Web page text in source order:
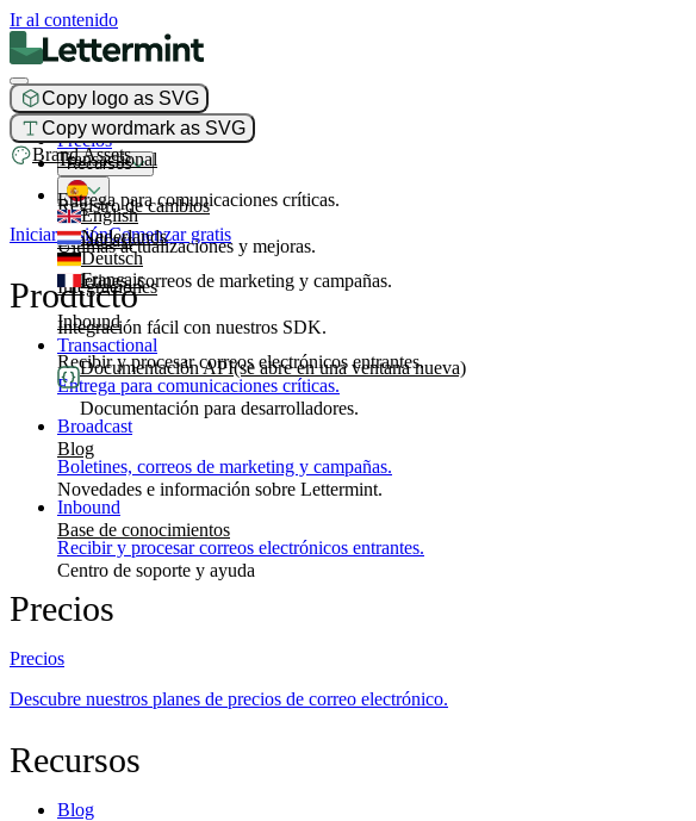
Ir al contenido
Copy logo as SVG
Copy wordmark as SVG
Brand Assets
Producto
Transactional
Entrega para comunicaciones críticas.
Broadcast
Boletines, correos de marketing y campañas.
Inbound
Recibir y procesar correos electrónicos entrantes.
Precios
Recursos
Registro de cambios
Últimas actualizaciones y mejoras.
Integraciones
Integración fácil con nuestros SDK.
Documentación API(se abre en una ventana nueva)
Documentación para desarrolladores.
Blog
Novedades e información sobre Lettermint.
Base de conocimientos
Centro de soporte y ayuda
English
Nederlands
Deutsch
Français
Iniciar sesiónComenzar gratis
Producto
Transactional
Entrega para comunicaciones críticas.
Broadcast
Boletines, correos de marketing y campañas.
Inbound
Recibir y procesar correos electrónicos entrantes.
Precios
Precios
Descubre nuestros planes de precios de correo electrónico.
Recursos
Blog